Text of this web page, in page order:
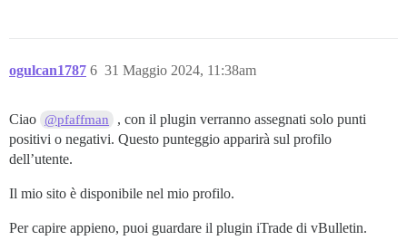
ogulcan1787 31 Maggio 2024, 11:38am
6
Ciao @pfaffman
, con il plugin verranno assegnati solo punti
positivi o negativi. Questo punteggio apparirà sul profilo
dell’utente.
Il mio sito è disponibile nel mio profilo.
Per capire appieno, puoi guardare il plugin iTrade di vBulletin.